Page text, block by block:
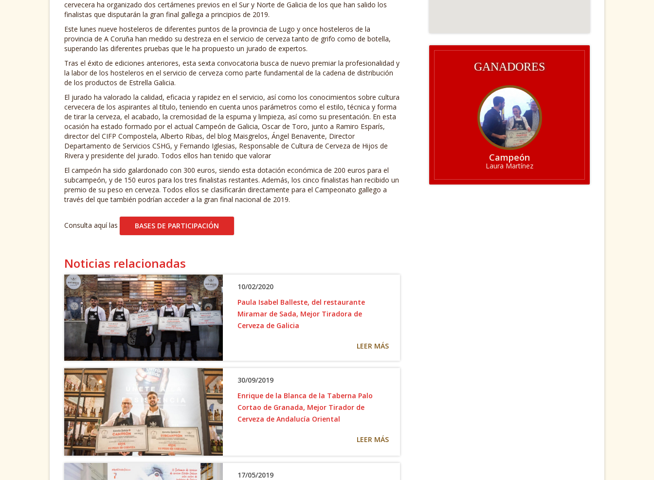
cervecera ha organizado dos certámenes previos en el Sur y Norte de Galicia de los que han salido los
finalistas que disputarán la gran final gallega a principios de 2019.
Este lunes nueve hosteleros de diferentes puntos de la provincia de Lugo y once hosteleros de la
provincia de A Coruña han medido su destreza en el servicio de cerveza tanto de grifo como de botella,
superando las diferentes pruebas que le ha propuesto un jurado de expertos.
Tras el éxito de ediciones anteriores, esta sexta convocatoria busca de nuevo premiar la profesionalidad y
la labor de los hosteleros en el servicio de cerveza como parte fundamental de la cadena de distribución
de los productos de Estrella Galicia.
El jurado ha valorado la calidad, eficacia y rapidez en el servicio, así como los conocimientos sobre cultura
cervecera de los aspirantes al título, teniendo en cuenta unos parámetros como el estilo, técnica y forma
de tirar la cerveza, el acabado, la cremosidad de la espuma y limpieza, así como su presentación. En esta
ocasión ha estado formado por el actual Campeón de Galicia, Oscar de Toro, junto a Ramiro Esparís,
director del CIFP Compostela, Alberto Ribas, del blog Maisgrelos, Ángel Benavente, Director
Departamento de Servicios CSHG, y Fernando Iglesias, Responsable de Cultura de Cerveza de Hijos de
Rivera y presidente del jurado. Todos ellos han tenido que valorar
El campeón ha sido galardonado con 300 euros, siendo esta dotación económica de 200 euros para el
subcampeón, y de 150 euros para los tres finalistas restantes. Además, los cinco finalistas han recibido un
premio de su peso en cerveza. Todos ellos se clasificarán directamente para el Campeonato gallego a
través del que también podrían acceder a la gran final nacional de 2019.
Consulta aquí las BASES DE PARTICIPACIÓN
Noticias relacionadas
10/02/2020
Paula Isabel Balleste, del restaurante
Miramar de Sada, Mejor Tiradora de
Cerveza de Galicia
LEER MÁS
30/09/2019
Enrique de la Blanca de la Taberna Palo
Cortao de Granada, Mejor Tirador de
Cerveza de Andalucía Oriental
LEER MÁS
17/05/2019
GANADORES
Campeón
Laura Martínez